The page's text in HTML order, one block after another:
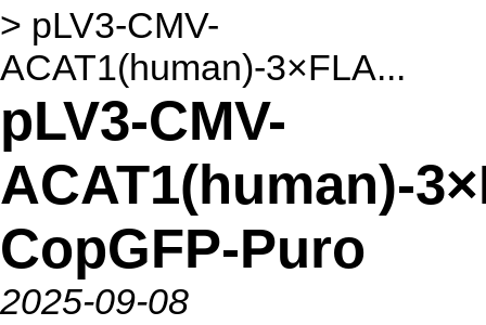
> pLV3-CMV-
ACAT1(human)-3×FLA...
pLV3-CMV-
ACAT1(human)-
CopGFP-Puro
2025-09-08